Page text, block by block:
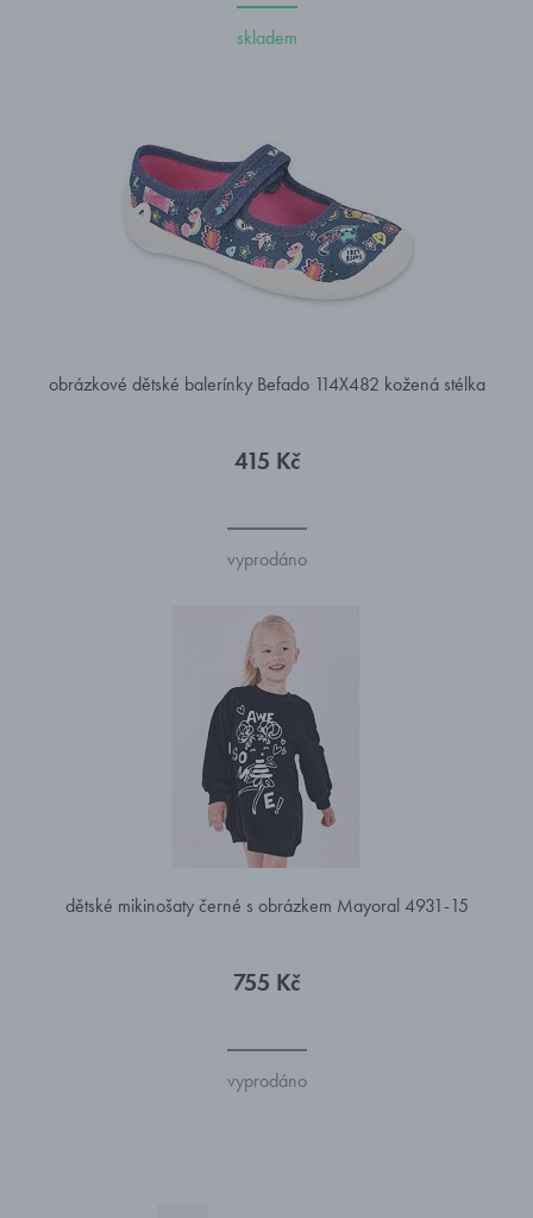
skladem
obrázkové dětské balerínky Befado 114X482 kožená stélka
415 Kč
vyprodáno
dětské mikinošaty černé s obrázkem Mayoral 4931-15
755 Kč
vyprodáno